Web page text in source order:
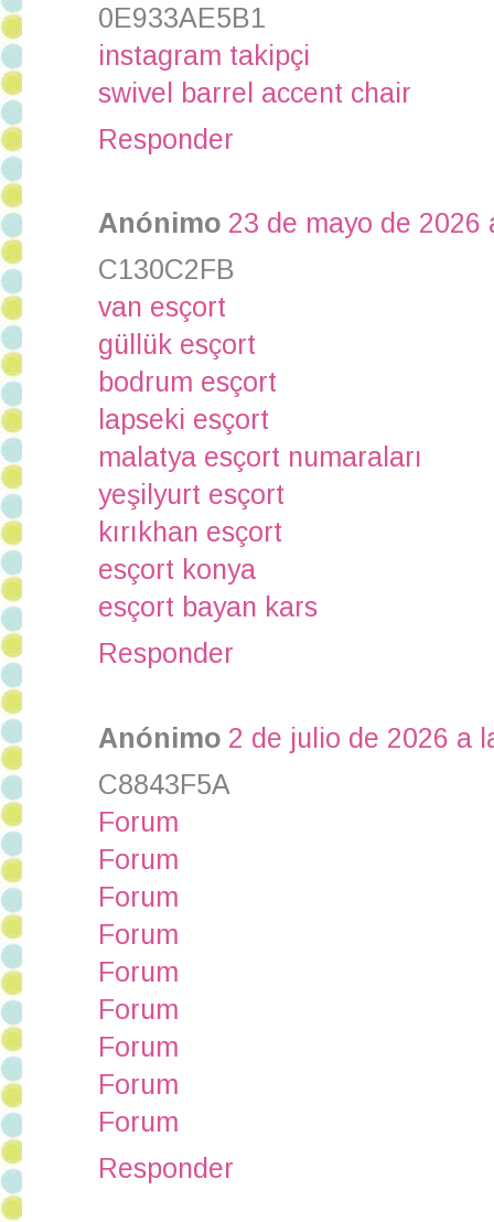
0E933AE5B1
instagram takipçi
swivel barrel accent chair
Responder
Anónimo 23 de mayo de 2026
C130C2FB
van esçort
güllük esçort
bodrum esçort
lapseki esçort
malatya esçort numaraları
yeşilyurt esçort
kırıkhan esçort
esçort konya
esçort bayan kars
Responder
Anónimo 2 de julio de 2026 a
C8843F5A
Forum
Forum
Forum
Forum
Forum
Forum
Forum
Forum
Forum
Responder